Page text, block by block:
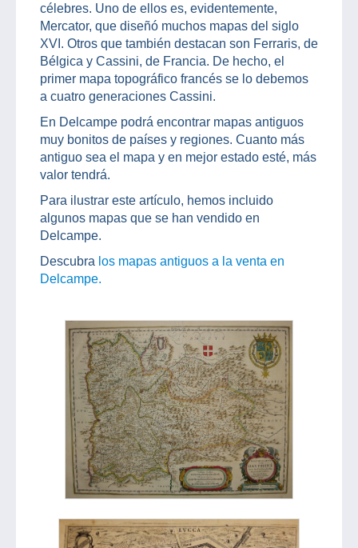
célebres. Uno de ellos es, evidentemente,
Mercator, que diseñó muchos mapas del siglo
XVI. Otros que también destacan son Ferraris, de
Bélgica y Cassini, de Francia. De hecho, el
primer mapa topográfico francés se lo debemos
a cuatro generaciones Cassini.
En Delcampe podrá encontrar mapas antiguos
muy bonitos de países y regiones. Cuanto más
antiguo sea el mapa y en mejor estado esté, más
valor tendrá.
Para ilustrar este artículo, hemos incluido
algunos mapas que se han vendido en
Delcampe.
Descubra los mapas antiguos a la venta en
Delcampe.